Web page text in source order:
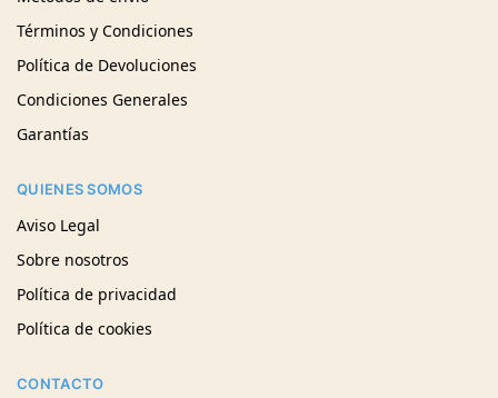
Términos y Condiciones
Política de Devoluciones
Condiciones Generales
Garantías
QUIENES SOMOS
Aviso Legal
Sobre nosotros
Política de privacidad
Política de cookies
CONTACTO